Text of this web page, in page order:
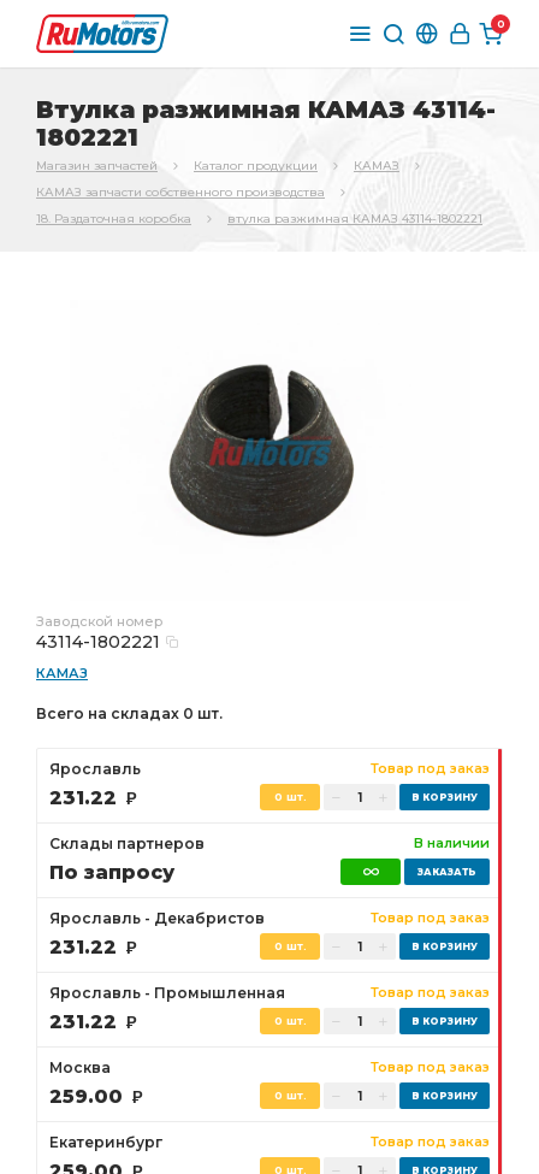
0
Втулка разжимная КАМАЗ 43114-
1802221
Магазин запчастей Каталог продукции
КАМАЗ
КАМАЗ запчасти собственного производства
18. Раздаточная коробка
втулка разжимная КАМАЗ 43114-1802221
Заводской номер
43114-1802221
КАМАЗ
Всего на складах 0 шт.
Ярославль Товар под заказ
231.22 Р 0 шт.
Склады партнеров В наличии
По запросу
Ярославль - Декабристов Товар под заказ
231.22 Р 0 шт.
Ярославль - Промышленная Товар под заказ
231.22 Р 0 шт.
Москва Товар под заказ
259.00 Р 0 шт.
Екатеринбург Товар под заказ
0 шт.